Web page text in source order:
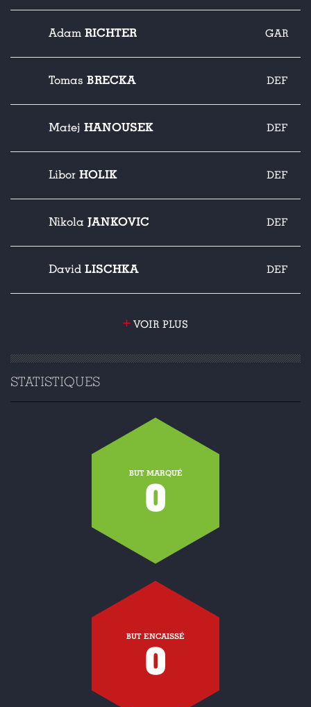
Adam RICHTER GAR
Tomas BRECKA DEF
Matej HANOUSEK DEF
Libor HOLIK DEF
Nikola JANKOVIC DEF
David LISCHKA DEF
+ VOIR PLUS
STATISTIQUES
BUT MARQUÉ
0
BUT ENCAISSÉ
0